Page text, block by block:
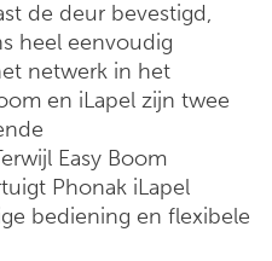
de deur bevestigd,
heel eenvoudig
netwerk in het
en iLapel zijn twee
Easy Boom
Phonak iLapel
bediening en flexibele